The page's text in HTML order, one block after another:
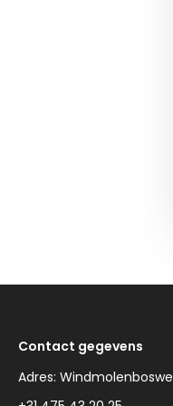
Contact gegevens
Adres: